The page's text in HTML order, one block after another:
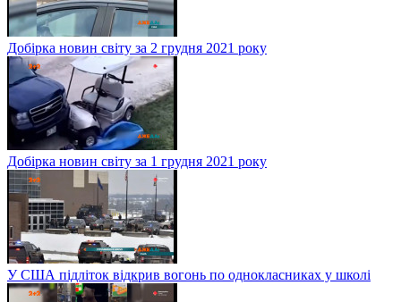
Добірка новин світу за 2 грудня 2021 року
Добірка новин світу за 1 грудня 2021 року
У США підліток відкрив вогонь по однокласниках у школі